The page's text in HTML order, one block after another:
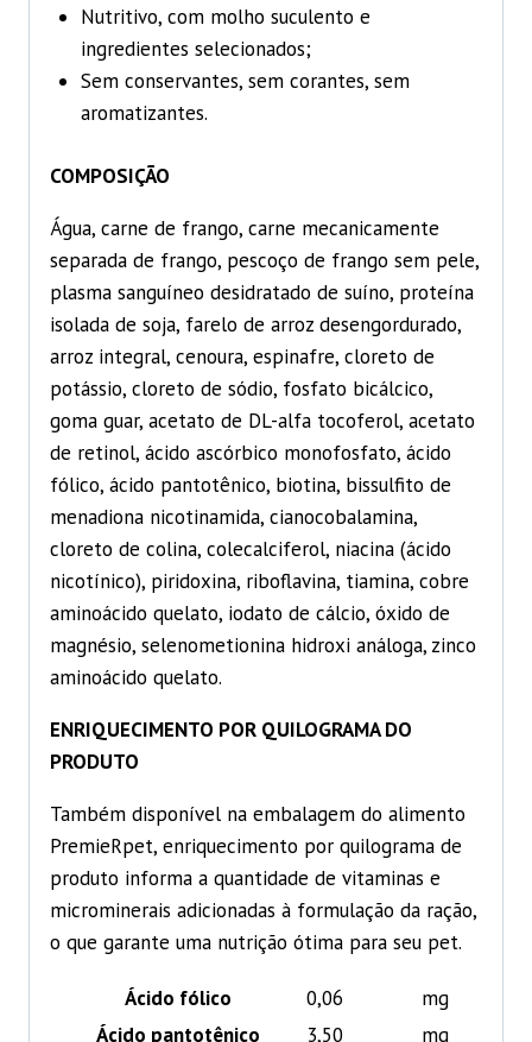
Nutritivo, com molho suculento e
ingredientes selecionados;
Sem conservantes, sem corantes, sem
aromatizantes.
COMPOSIÇÃO
Água, carne de frango, carne mecanicamente
separada de frango, pescoço de frango sem pele,
plasma sanguíneo desidratado de suíno, proteína
isolada de soja, farelo de arroz desengordurado,
arroz integral, cenoura, espinafre, cloreto de
potássio, cloreto de sódio, fosfato bicálcico,
goma guar, acetato de DL-alfa tocoferol, acetato
de retinol, ácido ascórbico monofosfato, ácido
fólico, ácido pantotênico, biotina, bissulfito de
menadiona nicotinamida, cianocobalamina,
cloreto de colina, colecalciferol, niacina (ácido
nicotínico), piridoxina, riboflavina, tiamina, cobre
aminoácido quelato, iodato de cálcio, óxido de
magnésio, selenometionina hidroxi análoga, zinco
aminoácido quelato.
ENRIQUECIMENTO POR QUILOGRAMA DO
PRODUTO
Também disponível na embalagem do alimento
PremieRpet, enriquecimento por quilograma de
produto informa a quantidade de vitaminas e
microminerais adicionadas à formulação da ração,
o que garante uma nutrição ótima para seu pet.
Ácido fólico 0,06
mg
Ácido pantotênico
3,50 mg